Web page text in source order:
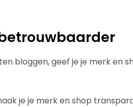
bloggen, geef je je merk en
je je merk en shop